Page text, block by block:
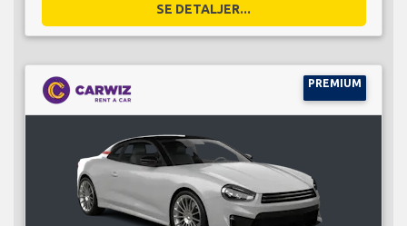
SE DETALJER...
PREMIUM